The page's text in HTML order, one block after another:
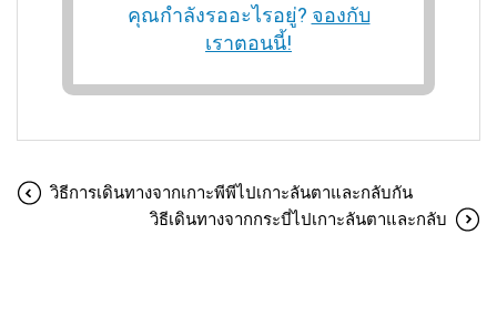
คุณกำลังรออะไรอยู่? จองกับ
เราตอนนี้!
วิธีการเดินทางจากเกาะพีพีไปเกาะลันตาและกลับกัน
วิธีเดินทางจากกระบี่ไปเกาะลันตาและกลับ